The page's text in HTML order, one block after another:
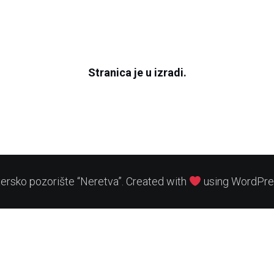
Stranica je u izradi.
pozorište “Neretva”. Created with using